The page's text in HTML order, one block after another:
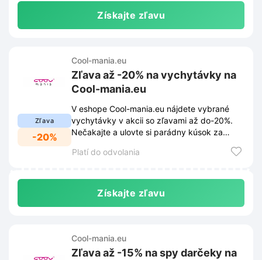
Získajte zľavu
Zľava
-20%
Cool-mania.eu
Zľava až -20% na vychytávky na
Cool-mania.eu
V eshope Cool-mania.eu nájdete vybrané
vychytávky v akcii so zľavami až do-20%.
Nečakajte a ulovte si parádny kúsok za
Platí do odvolania
Získajte zľavu
Cool-mania.eu
Zľava až -15% na spy darčeky na